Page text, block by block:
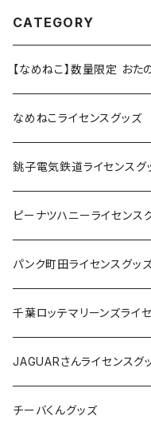
CATEGORY
【なめねこ】数量限定 お
なめねこライセンスグッズ
Tシャツ
キャップ
ステッカー
缶バッジ
ホテルキーホルダー
銚子電気鉄道ライセンスグ
ステッカー
缶バッジ
アクリルキーホルダー
ホテルキーホルダー
クリアファイル
ピーナツハニーライセンス
Tシャツ
キャップ
バッグ
ステッカー
パンク町田ライセンスグッ
Tシャツ
キャップ
バッグ
千葉ロッテマリーンズライ
ステッカー
ステッカー
缶バッジ
JAGUARさんライセンスグ
Tシャツ
チーバくんグッズ